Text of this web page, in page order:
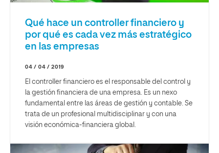
Qué hace un controller financiero y
por qué es cada vez más estratégico
en las empresas
04 / 04 / 2019
El controller financiero es el responsable del control y
la gestión financiera de una empresa. Es un nexo
fundamental entre las áreas de gestión y contable. Se
trata de un profesional multidisciplinar y con una
visión económica-financiera global.